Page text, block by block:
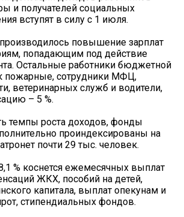
и получателей социальных
вступят в силу с 1 июля.
повышение зарплат
попадающим под действие
Остальные работники бюджетной
пожарные, сотрудники МФЦ,
ветеринарных служб и водители,
– 5 %.
темпы роста доходов, фонды
проиндексированы на
почти 29 тыс. человек.
% коснется ежемесячных выплат
ЖКХ, пособий на детей,
капитала, выплат опекунам и
стипендиальных фондов.